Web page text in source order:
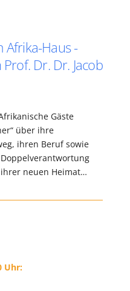
Afrika-Haus -
Dr. Dr. Jacob
Gäste
über ihre
ihren Beruf sowie
neuen Heimat…
Uhr: